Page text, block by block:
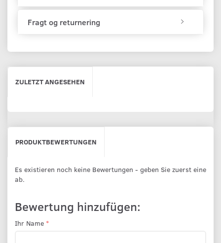
Fragt og returnering
ZULETZT ANGESEHEN
PRODUKTBEWERTUNGEN
Es existieren noch keine Bewertungen - geben Sie zuerst eine
ab.
Bewertung hinzufügen:
Ihr Name